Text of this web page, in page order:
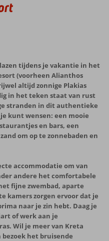
tijdens je vakantie in het
(voorheen Alianthos
altijd zonnige Plakias
in het teken staat van rust
stranden in dit authentieke
kunt wensen: een mooie
en bars, een
om op te zonnebaden en
accommodatie om van
andere het comfortabele
fijne zwembad, aparte
kamers zorgen ervoor dat je
naar je zin hebt. Daag je
of werk aan je
Wil je meer van Kreta
het bruisende